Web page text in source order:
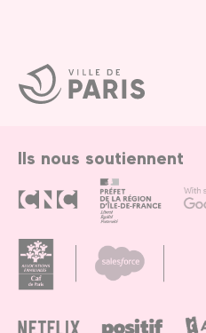
Ville
de
Paris
Ils nous soutiennent